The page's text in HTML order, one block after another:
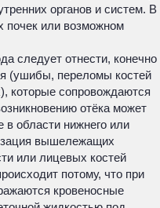
органов и систем. В
почек или возможном
следует отнести, конечно
(ушибы, переломы костей
которые сопровождаются
отёка может
в области нижнего или
вышележащих
или лицевых костей
потому, что при
кровеносные